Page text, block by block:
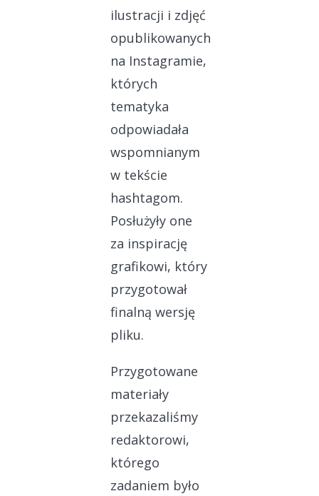
ilustracji i zdjęć
opublikowanych
na Instagramie,
których
tematyka
odpowiadała
wspomnianym
w tekście
hashtagom.
Posłużyły one
za inspirację
grafikowi, który
przygotował
finalną wersję
pliku.
Przygotowane
materiały
przekazaliśmy
redaktorowi,
którego
zadaniem było